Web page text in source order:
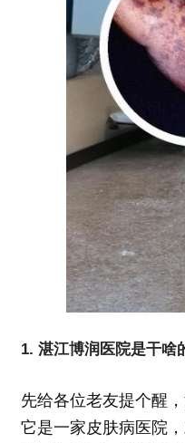
1. 湛江博润医院是干啥
先给各位老友提个醒
它是一家皮肤病医院